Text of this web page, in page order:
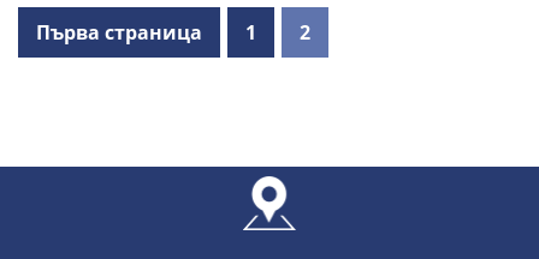
Първа страница 1 2